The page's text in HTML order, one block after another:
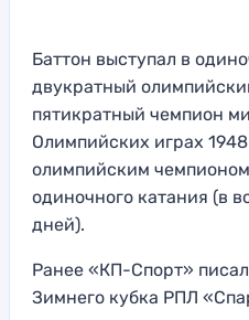
Баттон выступал в
двукратный
пятикратный чемпион
Олимпийских играх
олимпийским
одиночного катания (в
дней).
Ранее «КП-Спорт»
Зимнего кубка РПЛ